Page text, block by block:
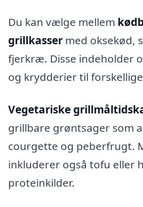
Du kan vælge mellem
grillkasser med oksekød,
fjerkræ. Disse indeholder
og krydderier til
Vegetariske
grillbare grøntsager som
courgette og peberfrugt.
inkluderer også tofu eller
proteinkilder.